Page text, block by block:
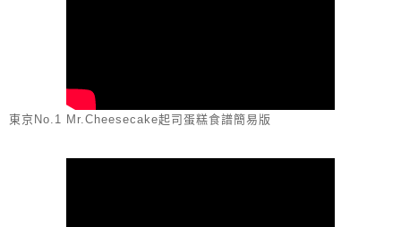
東京No.1 Mr.Cheesecake起司蛋糕食譜簡易版